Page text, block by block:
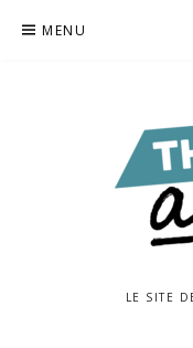
MENU
LE SITE